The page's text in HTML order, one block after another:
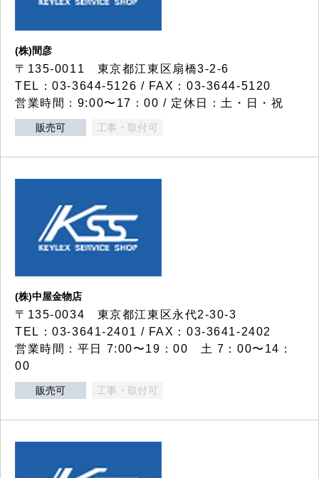
(株)間彦
〒135-0011 東京都江東区扇橋3-2-6
TEL：03-3644-5126 / FAX：03-3644-5120
営業時間：9:00〜17：00 / 定休日：土・日・祝
販売可 工事・取付可
(株)中屋金物店
〒135-0034 東京都江東区永代2-30-3
TEL：03-3641-2401 / FAX：03-3641-2402
営業時間：平日 7:00〜19：00 土 7：00〜14：
00
販売可 工事・取付可